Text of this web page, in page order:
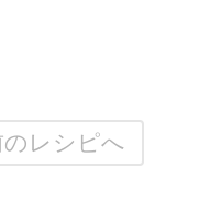
のレシピへ